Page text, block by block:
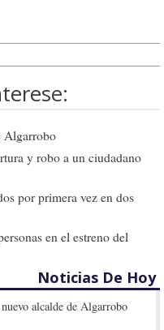
Algarrobo
y robo a un ciudadano
por primera vez en dos
en el estreno del
Noticias De Hoy
alcalde de Algarrobo